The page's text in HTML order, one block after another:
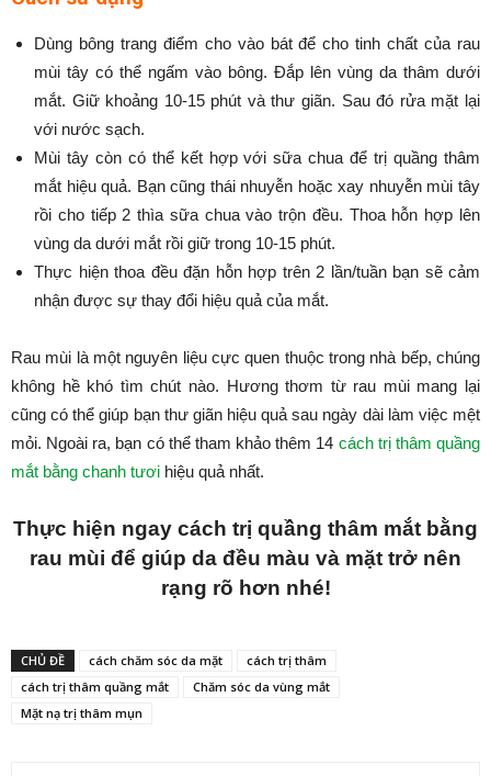
Dùng bông trang điểm cho vào bát để cho tinh chất của rau
mùi tây có thể ngấm vào bông. Đắp lên vùng da thâm dưới
mắt. Giữ khoảng 10-15 phút và thư giãn. Sau đó rửa mặt lại
với nước sạch.
Mùi tây còn có thể kết hợp với sữa chua để trị quầng thâm
mắt hiệu quả. Bạn cũng thái nhuyễn hoặc xay nhuyễn mùi tây
rồi cho tiếp 2 thìa sữa chua vào trộn đều. Thoa hỗn hợp lên
vùng da dưới mắt rồi giữ trong 10-15 phút.
Thực hiện thoa đều đặn hỗn hợp trên 2 lần/tuần bạn sẽ cảm
nhận được sự thay đổi hiệu quả của mắt.
Rau mùi là một nguyên liệu cực quen thuộc trong nhà bếp, chúng
không hề khó tìm chút nào. Hương thơm từ rau mùi mang lại
cũng có thể giúp bạn thư giãn hiệu quả sau ngày dài làm việc mệt
mỏi. Ngoài ra, bạn có thể tham khảo thêm 14 cách trị thâm quầng
mắt bằng chanh tươi hiệu quả nhất.
Thực hiện ngay cách trị quầng thâm mắt bằng
rau mùi để giúp da đều màu và mặt trở nên
rạng rõ hơn nhé!
CHỦ ĐỀ cách chăm sóc da mặt
cách trị thâm
cách trị thâm quầng mắt
Chăm sóc da vùng mắt
Mặt nạ trị thâm mụn